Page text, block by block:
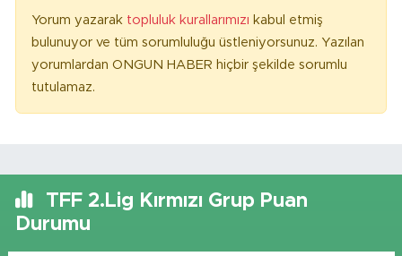
Yorum yazarak topluluk kurallarımızı kabul etmiş
bulunuyor ve tüm sorumluluğu üstleniyorsunuz. Yazılan
yorumlardan ONGUN HABER hiçbir şekilde sorumlu
tutulamaz.
TFF 2.Lig Kırmızı Grup Puan
Durumu